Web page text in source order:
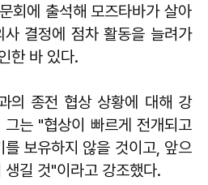
회에 출석해 모즈타바가 살아
결정에 점차 활동을 늘려가
한 바 있다.
의 종전 협상 상황에 대해 강
는 "협상이 빠르게 전개되고
보유하지 않을 것이고, 앞으
길 것"이라고 강조했다.